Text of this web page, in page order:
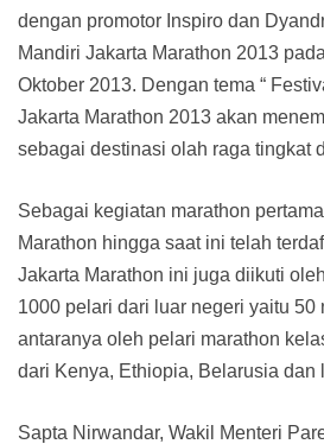
dengan promotor Inspiro dan
Mandiri Jakarta Marathon 2013
Oktober 2013. Dengan tema “
Jakarta Marathon 2013 akan
sebagai destinasi olah raga tingkat
Sebagai kegiatan marathon
Marathon hingga saat ini telah
Jakarta Marathon ini juga diikuti
1000 pelari dari luar negeri yaitu 50
antaranya oleh pelari marathon
dari Kenya, Ethiopia, Belarusia dan
Sapta Nirwandar, Wakil Menteri